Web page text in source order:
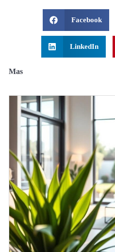
Facebook
LinkedIn
Mas